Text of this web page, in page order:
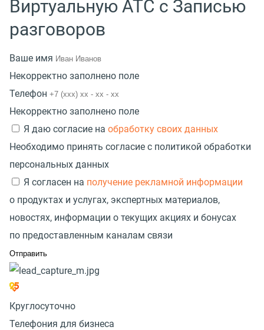
Виртуальную АТС с Записью
разговоров
Ваше имя
Некорректно заполнено поле
Телефон
Некорректно заполнено поле
Я даю согласие на обработку своих данных
Необходимо принять согласие с политикой обработки
персональных данных
Я согласен на получение рекламной информации
о продуктах и услугах, экспертных материалов,
новостях, информации о текущих акциях и бонусах
по предоставленным каналам связи
Круглосуточно
Телефония для бизнеса